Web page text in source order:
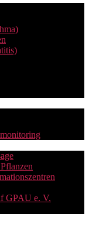
GPAU e. V.